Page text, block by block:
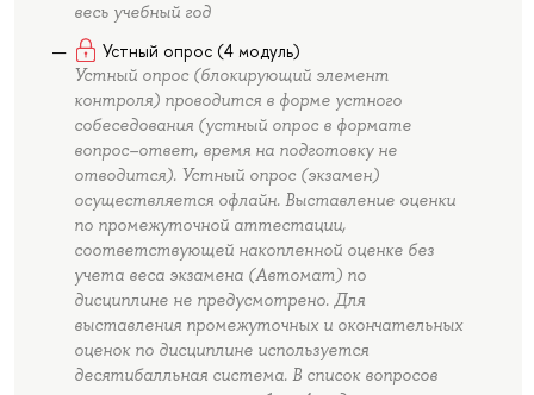
весь учебный год
Устный опрос (4 модуль)
Устный опрос (блокирующий элемент
контроля) проводится в форме устного
собеседования (устный опрос в формате
вопрос–ответ, время на подготовку не
отводится). Устный опрос (экзамен)
осуществляется офлайн. Выставление оценки
по промежуточной аттестации,
соответствующей накопленной оценке без
учета веса экзамена (Автомат) по
дисциплине не предусмотрено. Для
выставления промежуточных и окончательных
оценок по дисциплине используется
десятибалльная система. В список вопросов